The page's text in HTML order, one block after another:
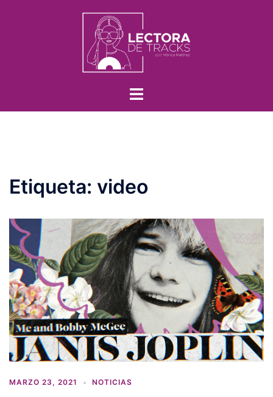
Etiqueta: video
MARZO 23, 2021 NOTICIAS